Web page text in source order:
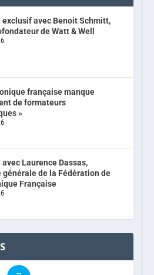
exclusif avec Benoit Schmitt,
de Watt & Well
française manque
de formateurs
»
Laurence Dassas,
générale de la Fédération de
Française